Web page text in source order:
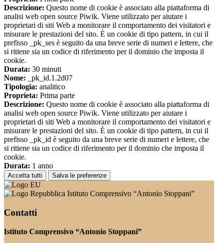
Descrizione: Questo nome di cookie è associato alla piattaforma di
analisi web open source Piwik. Viene utilizzato per aiutare i
proprietari di siti Web a monitorare il comportamento dei visitatori e
misurare le prestazioni del sito. È un cookie di tipo pattern, in cui il
prefisso _pk_ses è seguito da una breve serie di numeri e lettere, che
si ritiene sia un codice di riferimento per il dominio che imposta il
cookie.
Durata: 30 minuti
Nome: _pk_id.1.2d07
Tipologia: analitico
Proprieta: Prima parte
Descrizione: Questo nome di cookie è associato alla piattaforma di
analisi web open source Piwik. Viene utilizzato per aiutare i
proprietari di siti Web a monitorare il comportamento dei visitatori e
misurare le prestazioni del sito. È un cookie di tipo pattern, in cui il
prefisso _pk_id è seguito da una breve serie di numeri e lettere, che
si ritiene sia un codice di riferimento per il dominio che imposta il
cookie.
Durata: 1 anno
Accetta tutti Salva le preferenze
Istituto Comprensivo “Antonio Stoppani”
Contatti
Istituto Comprensivo “Antonio Stoppani”